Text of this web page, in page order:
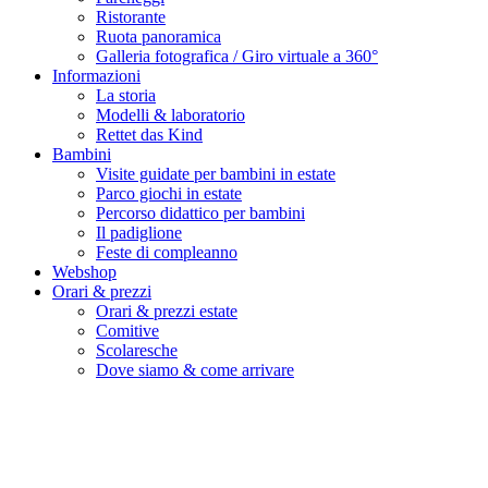
Ristorante
Ruota panoramica
Galleria fotografica / Giro virtuale a 360°
Informazioni
La storia
Modelli & laboratorio
Rettet das Kind
Bambini
Visite guidate per bambini in estate
Parco giochi in estate
Percorso didattico per bambini
Il padiglione
Feste di compleanno
Webshop
Orari & prezzi
Orari & prezzi estate
Comitive
Scolaresche
Dove siamo & come arrivare